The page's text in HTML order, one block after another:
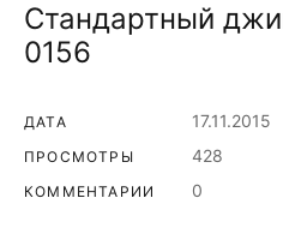
Стандартный
0156
ДАТА 17.11.2015
ПРОСМОТРЫ 428
КОММЕНТАРИИ 0